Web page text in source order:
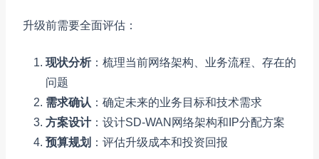
升级前需要全面评估：
现状分析：梳理当前网络架构、业务流程、存在的
问题
需求确认 ：确定未来的业务目标和技术需求
方案设计：设计SD-WAN网络架构和IP分配方案
预算规划 ：评估升级成本和投资回报